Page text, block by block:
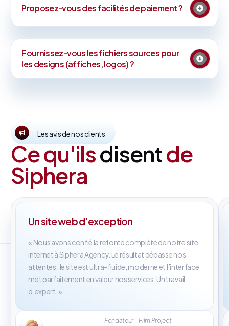
Proposez-vous des facilités de paiement ?
Fournissez-vous les fichiers sources pour
les designs (affiches, logos) ?
Les avis de nos clients
Ce qu'ilsdisentde
Siphera
Un site web d'exception
« Nous avons confié la refonte complète de notre site
internet à Siphera Agency. Le résultat dépasse nos
attentes : le site est ultra-fluide, moderne et l’interface
met parfaitement en valeur nos services. Un travail
d’expert. »
Fondateur – Film Project